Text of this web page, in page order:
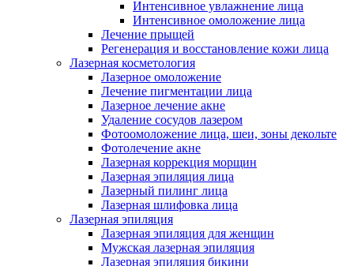
Интенсивное увлажнение лица
Интенсивное омоложение лица
Лечение прыщей
Регенерация и восстановление кожи лица
Лазерная косметология
Лазерное омоложение
Лечение пигментации лица
Лазерное лечение акне
Удаление сосудов лазером
Фотоомоложение лица, шеи, зоны декольте
Фотолечение акне
Лазерная коррекция морщин
Лазерная эпиляция лица
Лазерный пилинг лица
Лазерная шлифовка лица
Лазерная эпиляция
Лазерная эпиляция для женщин
Мужская лазерная эпиляция
Лазерная эпиляция бикини